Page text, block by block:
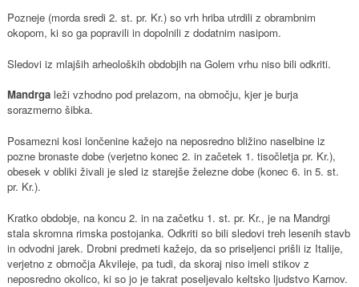
Pozneje (morda sredi 2. st. pr. Kr.) so vrh hriba utrdili z obrambnim
okopom, ki so ga popravili in dopolnili z dodatnim nasipom.
Sledovi iz mlajših arheoloških obdobjih na Golem vrhu niso bili odkriti.
Mandrgaleži vzhodno pod prelazom, na območju, kjer je burja
sorazmerno šibka.
Posamezni kosi lončenine kažejo na neposredno bližino naselbine iz
pozne bronaste dobe (verjetno konec 2. in začetek 1. tisočletja pr. Kr.),
obesek v obliki živali je sled iz starejše železne dobe (konec 6. in 5. st.
pr. Kr.).
Kratko obdobje, na koncu 2. in na začetku 1. st. pr. Kr., je na Mandrgi
stala skromna rimska postojanka. Odkriti so bili sledovi treh lesenih stavb
in odvodni jarek. Drobni predmeti kažejo, da so priseljenci prišli iz Italije,
verjetno z območja Akvileje, pa tudi, da skoraj niso imeli stikov z
neposredno okolico, ki so jo je takrat poseljevalo keltsko ljudstvo Karnov.